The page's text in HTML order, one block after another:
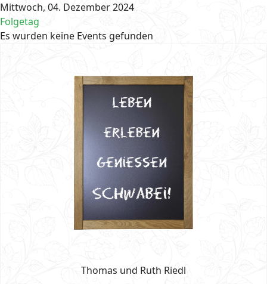
Mittwoch, 04. Dezember 2024
Folgetag
Es wurden keine Events gefunden
Thomas und Ruth Riedl